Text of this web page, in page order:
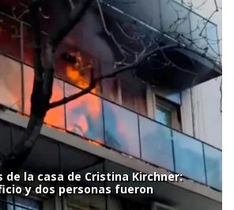
de la casa de Cristina Kirchner:
y dos personas fueron